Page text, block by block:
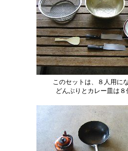
このセットは、８人用に
どんぶりとカレー皿は８